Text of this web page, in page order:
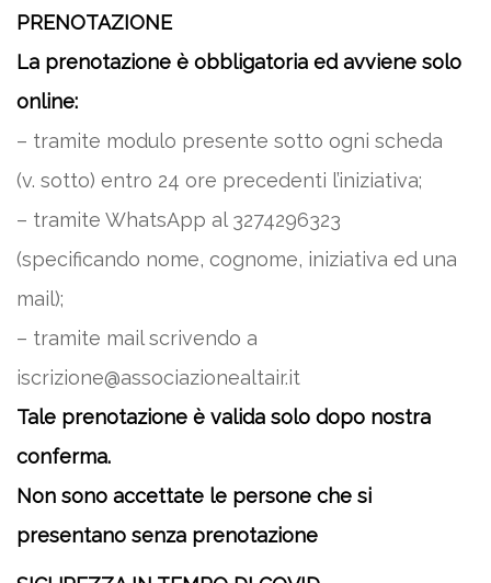
PRENOTAZIONE
La prenotazione è obbligatoria ed avviene solo
online:
– tramite modulo presente sotto ogni scheda
(v. sotto) entro 24 ore precedenti l’iniziativa;
– tramite WhatsApp al 3274296323
(specificando nome, cognome, iniziativa ed una
mail);
– tramite mail scrivendo a
iscrizione@associazionealtair.it
Tale prenotazione è valida solo dopo nostra
conferma.
Non sono accettate le persone che si
presentano senza prenotazione